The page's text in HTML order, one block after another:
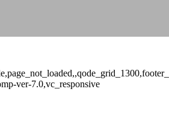
ver-7.0,vc_responsive